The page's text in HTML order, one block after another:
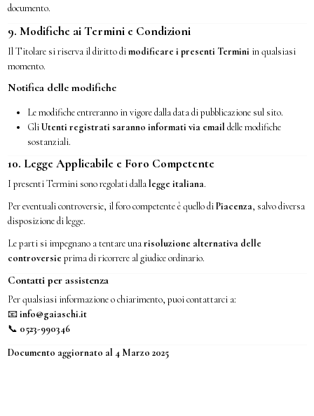
documento.
9. Modifiche ai Termini e Condizioni
Il Titolare si riserva il diritto dimodificare i presenti Termini in qualsiasi
momento.
Notifica delle modifiche
Le modifiche entreranno in vigore dalla data di pubblicazione sul sito.
GliUtenti registrati saranno informati via email delle modifiche
sostanziali.
10. Legge Applicabile e Foro Competente
I presenti Termini sono regolati dallalegge italiana.
Per eventuali controversie, il foro competente è quello diPiacenza, salvo diversa
disposizione di legge.
Le parti si impegnano a tentare unarisoluzione alternativa delle
controversie prima di ricorrere al giudice ordinario.
Contatti per assistenza
Per qualsiasi informazione o chiarimento, puoi contattarci a:
📧info@gaiaschi.it
📞 0523-990346
Documento aggiornato al 4 Marzo 2025